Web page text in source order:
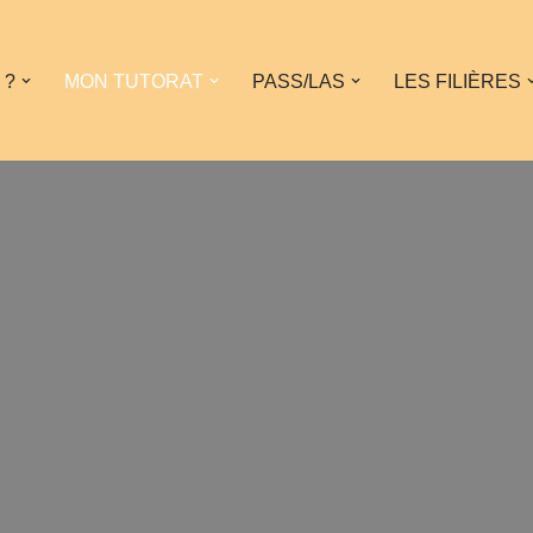
? MON TUTORAT PASS/LAS LES FILIÈRES